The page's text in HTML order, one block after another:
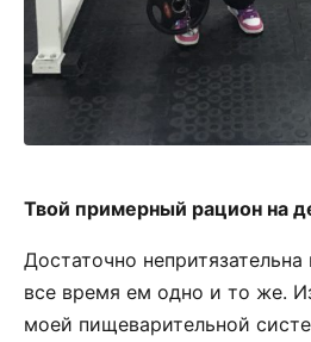
Твой примерный рацион на
Достаточно
все время ем одно и то же.
моей пищеварительной